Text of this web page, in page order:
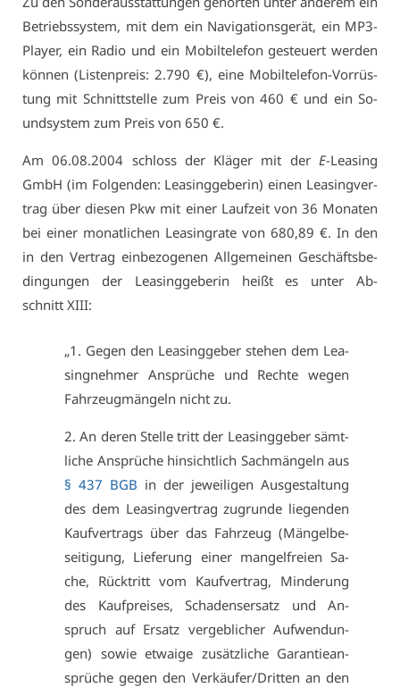
Be­triebs­sys­tem, mit dem ein Na­vi­ga­ti­ons­ge­rät, ein MP3-
Play­er, ein Ra­dio und ein Mo­bil­te­le­fon ge­steu­ert wer­den
kön­nen (Lis­ten­preis: 2.790 €), ei­ne Mo­bil­te­le­fon-Vor­rüs­
tung mit Schnitt­stel­le zum Preis von 460 € und ein So­
und­sys­tem zum Preis von 650 €.
Am 06.08.2004 schloss der Klä­ger mit der E-Lea­sing
GmbH (im Fol­gen­den: Lea­sing­ge­be­rin) ei­nen Lea­sing­ver­
trag über die­sen Pkw mit ei­ner Lauf­zeit von 36 Mo­na­ten
bei ei­ner mo­nat­li­chen Lea­sing­ra­te von 680,89 €. In den
in den Ver­trag ein­be­zo­ge­nen All­ge­mei­nen Ge­schäfts­be­
din­gun­gen der Lea­sing­ge­be­rin heißt es un­ter Ab­
schnitt XI­II:
„1. Ge­gen den Lea­sing­ge­ber ste­hen dem Lea­
sing­neh­mer An­sprü­che und Rech­te we­gen
Fahr­zeug­män­geln nicht zu.
2. An de­ren Stel­le tritt der Lea­sing­ge­ber sämt­
li­che An­sprü­che hin­sicht­lich Sach­män­geln aus
§ 437 BGB in der je­wei­li­gen Aus­ge­stal­tung
des dem Lea­sing­ver­trag zu­grun­de lie­gen­den
Kauf­ver­trags über das Fahr­zeug (Män­gel­be­
sei­ti­gung, Lie­fe­rung ei­ner man­gel­frei­en Sa­
che, Rück­tritt vom Kauf­ver­trag, Min­de­rung
des Kauf­prei­ses, Scha­dens­er­satz und An­
spruch auf Er­satz ver­geb­li­cher Auf­wen­dun­
gen) so­wie et­wai­ge zu­sätz­li­che Ga­ran­tie­an­
sprü­che ge­gen den Ver­käu­fer/Drit­ten an den